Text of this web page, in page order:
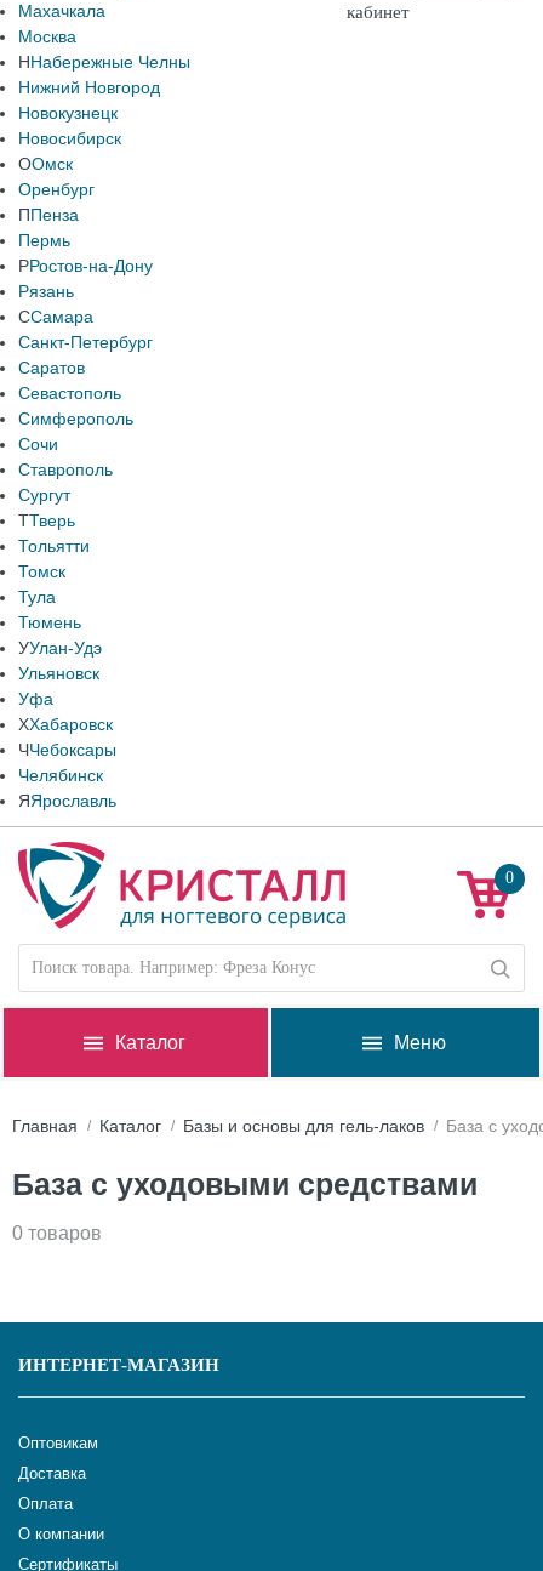
Махачкала
Москва
ННабережные Челны
Нижний Новгород
Новокузнецк
Новосибирск
ООмск
Оренбург
ППенза
Пермь
РРостов-на-Дону
Рязань
ССамара
Санкт-Петербург
Саратов
Севастополь
Симферополь
Сочи
Ставрополь
Сургут
ТТверь
Тольятти
Томск
Тула
Тюмень
УУлан-Удэ
Ульяновск
Уфа
ХХабаровск
ЧЧебоксары
Челябинск
ЯЯрославль
кабинет
0
Каталог Меню
Главная Каталог Базы и основы для гель-лаков База с
База с уходовыми средствами
0 товаров
ИНТЕРНЕТ-МАГАЗИН
Оптовикам
Доставка
Оплата
О компании
Сертификаты